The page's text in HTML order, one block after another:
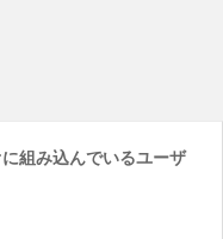
組み込んでいるユーザ